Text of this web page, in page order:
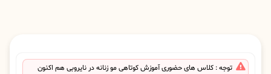
توجه : کلاس های حضوری آموزش کوتاهی مو زنانه در نایروبی هم اکنون